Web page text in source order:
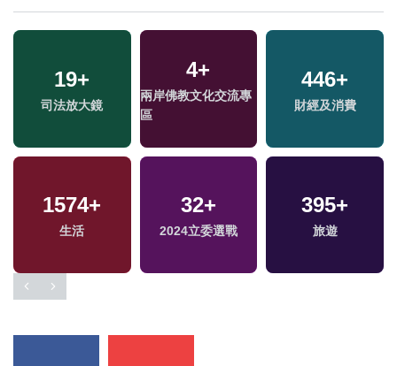
19+
司法放大鏡
4+
兩岸佛教文化交流專
區
446+
財經及消費
1574+
生活
32+
2024立委選戰
395+
旅遊